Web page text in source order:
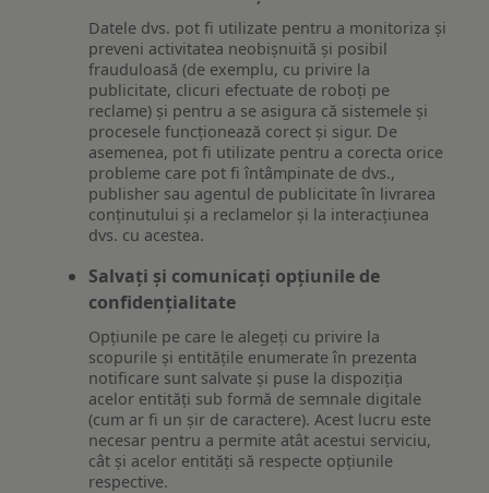
Datele dvs. pot fi utilizate pentru a monitoriza și
preveni activitatea neobișnuită și posibil
frauduloasă (de exemplu, cu privire la
publicitate, clicuri efectuate de roboți pe
reclame) și pentru a se asigura că sistemele și
procesele funcționează corect și sigur. De
asemenea, pot fi utilizate pentru a corecta orice
probleme care pot fi întâmpinate de dvs.,
publisher sau agentul de publicitate în livrarea
conținutului și a reclamelor și la interacțiunea
dvs. cu acestea.
Salvați și comunicați opțiunile de
confidențialitate
Opțiunile pe care le alegeți cu privire la
scopurile și entitățile enumerate în prezenta
notificare sunt salvate și puse la dispoziția
acelor entități sub formă de semnale digitale
(cum ar fi un șir de caractere). Acest lucru este
necesar pentru a permite atât acestui serviciu,
cât și acelor entități să respecte opțiunile
respective.